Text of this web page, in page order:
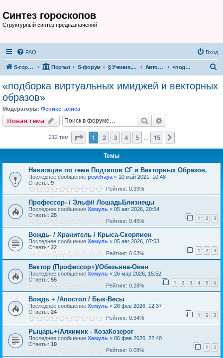
Синтез гороскопов
Структурный синтез предназначений
FAQ Вход
S-гороскоп Портал S-форум § Учения, теории, системы Авторские проекты и разработки участников S-форума «подборка виртуальных имиджей и векторных образов»
и
«подборка виртуальных имиджей и векторных
образов»
Модераторы: Феникс алиса
Новая тема Поиск
212 тем Страница из 15
1 2 3 4 5 15
Темы
Навигация по теме Подтипов СГ и Векторных Образов.
Последнее сообщение pevchaya « 10 май 2021, 10:48
Ответы: 9
Рейтинг: 0.39%
Профессор- / Эльф// ЛошадьБлизнецы
Последнее сообщение Хемуль « 05 авг 2026, 20:54
Ответы: 25 1 2 3
Рейтинг: 0.45%
Вождь- / Хранитель / Крыса-Скорпион
Последнее сообщение Хемуль « 05 авг 2026, 07:53
Ответы: 22 1 2 3
Рейтинг: 0.53%
Вектор (Профессор+)/Обезьяна-Овен
Последнее сообщение Хемуль « 26 мар 2026, 15:52
Ответы: 55 1 2 3 4 5 6
Рейтинг: 0.28%
Вождь + /Апостол / Бык-Весы
Последнее сообщение Хемуль « 28 фев 2026, 12:37
Ответы: 24 1 2 3
Рейтинг: 0.34%
Рыцарь+/Алхимик - КозаКозерог
Последнее сообщение Хемуль « 06 фев 2026, 22:40
Ответы: 19 1 2
Рейтинг: 0.08%